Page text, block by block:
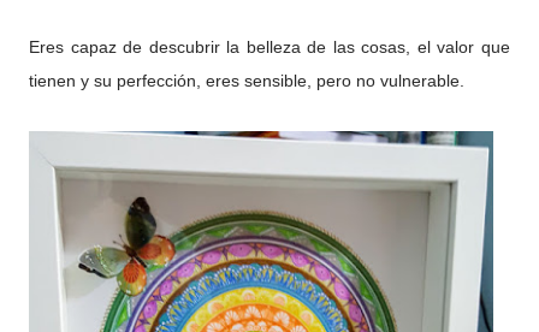
Eres capaz de descubrir la belleza de las cosas, el valor que
tienen y su perfección, eres sensible, pero no vulnerable.